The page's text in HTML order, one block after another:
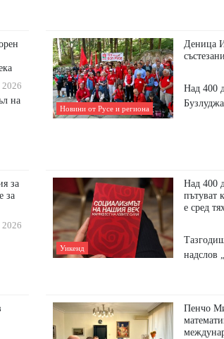
2026
на
Новини от Русе и региона
Деница
Над 400
Бузлуджа
за
за
2026
Уикенд
Над 400
пътуват
е сред
надслов
Пенчо